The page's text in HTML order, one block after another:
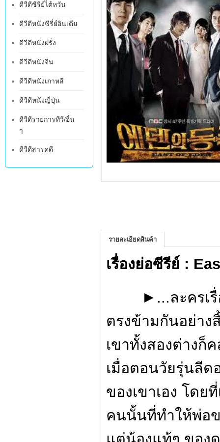
ดีวีดีซีรีย์ไต้หวัน
ดีวีดีหนังซีรี่ย์อินเดีย
ดีวีดีหนังฝรั่ง
ดีวีดีหนังจีน
ดีวีดีหนังเกาหลี
ดีวีดีหนังญี่ปุ่น
ดีวีดีรายการทีวี/อื่น
ๆ
ดีวีดีสารคดี
รายละเอียดสินค้า
เรื่องย่อซีรีย์ :
►...ละครเรื่อ
ตรงข้ามกันอย่าง
เขาทั้งสองต่างก็
เมื่อตอนวัยรุ่นลีด
ของเขาเอง โด
คนนั้นที่ทำให้พ่อ
แต่น้องแท้ๆ ของ